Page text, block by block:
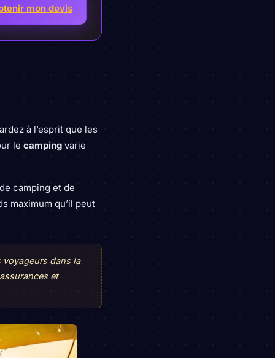
mon devis
à l’esprit que les
le camping varie
camping et de
maximum qu’il peut
dans la
et